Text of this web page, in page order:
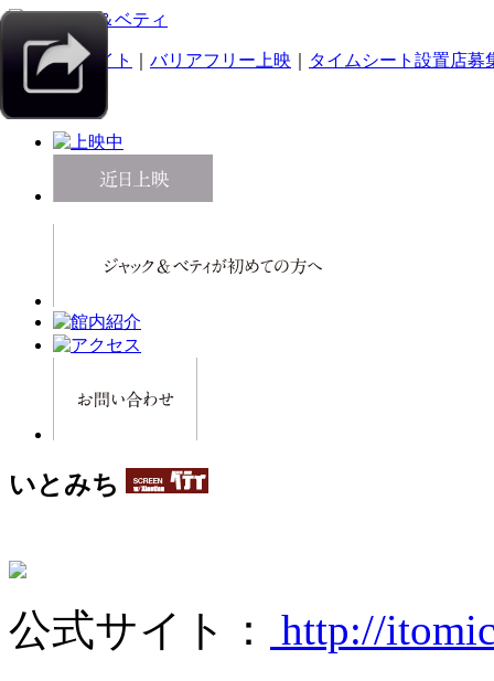
スマホサイト バリアフリー上映 タイムシート設置店募
いとみち
公式サイト：
http://